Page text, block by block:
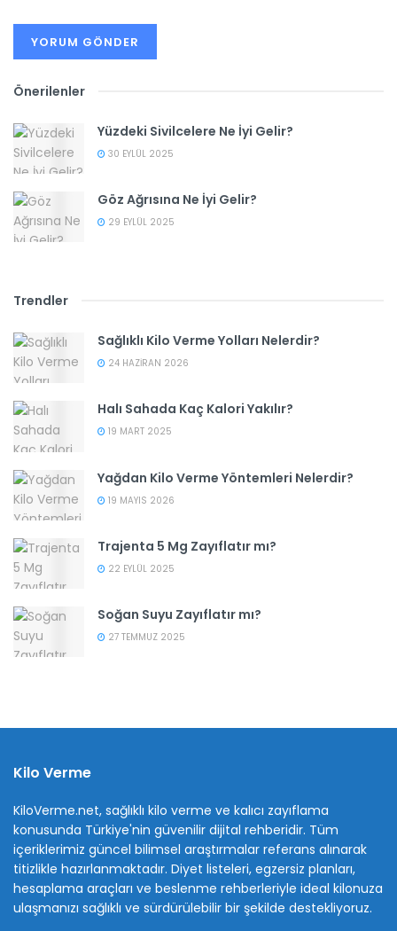
Önerilenler
Yüzdeki Sivilcelere Ne İyi Gelir?
30 EYLÜL 2025
Göz Ağrısına Ne İyi Gelir?
29 EYLÜL 2025
Trendler
Sağlıklı Kilo Verme Yolları Nelerdir?
24 HAZIRAN 2026
Halı Sahada Kaç Kalori Yakılır?
19 MART 2025
Yağdan Kilo Verme Yöntemleri Nelerdir?
19 MAYIS 2026
Trajenta 5 Mg Zayıflatır mı?
22 EYLÜL 2025
Soğan Suyu Zayıflatır mı?
27 TEMMUZ 2025
Kilo Verme
KiloVerme.net, sağlıklı kilo verme ve kalıcı zayıflama
konusunda Türkiye'nin güvenilir dijital rehberidir. Tüm
içeriklerimiz güncel bilimsel araştırmalar referans alınarak
titizlikle hazırlanmaktadır. Diyet listeleri, egzersiz planları,
hesaplama araçları ve beslenme rehberleriyle ideal kilonuza
ulaşmanızı sağlıklı ve sürdürülebilir bir şekilde destekliyoruz.